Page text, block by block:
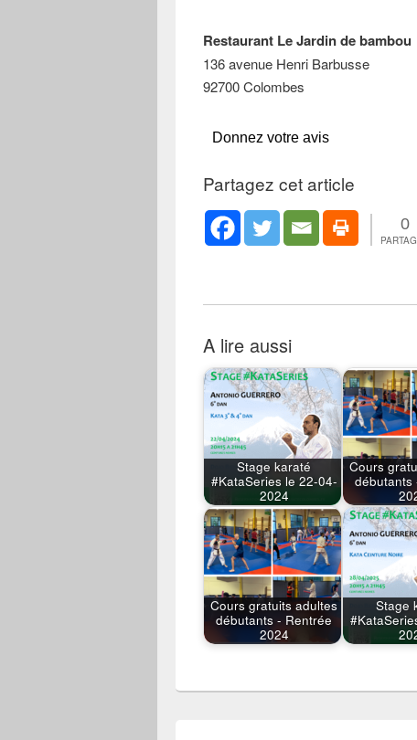
Restaurant Le Jardin de bambou
136 avenue Henri Barbusse
92700 Colombes
Donnez votre avis
Partagez cet article
0
A lire aussi
Stage karaté
#KataSeries le 22-04-
2024
Cours
débutants
Cours gratuits adultes
débutants - Rentrée
2024
Stage